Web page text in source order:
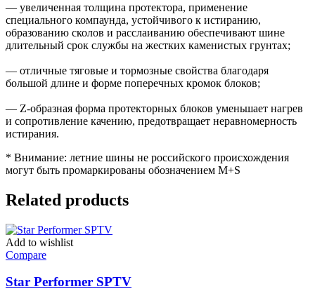
— увеличенная толщина протектора, применение
специального компаунда, устойчивого к истиранию,
образованию сколов и расслаиванию обеспечивают шине
длительный срок службы на жестких каменистых грунтах;
— отличные тяговые и тормозные свойства благодаря
большой длине и форме поперечных кромок блоков;
— Z-образная форма протекторных блоков уменьшает нагрев
и сопротивление качению, предотвращает неравномерность
истирания.
* Внимание: летние шины не российского происхождения
могут быть промаркированы обозначением M+S
Related products
Add to wishlist
Compare
Star Performer SPTV